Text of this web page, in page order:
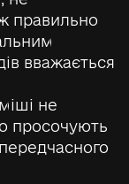
правильно
вважається
не
просочують